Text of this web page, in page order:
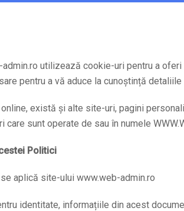
utilizează cookie-uri pentru a
pentru a vă aduce la cunoștință
există și alte site-uri, pagini
care sunt operate de sau în numele
Politici
aplică site-ului www.web-admin.ro
identitate, informațiile din acest